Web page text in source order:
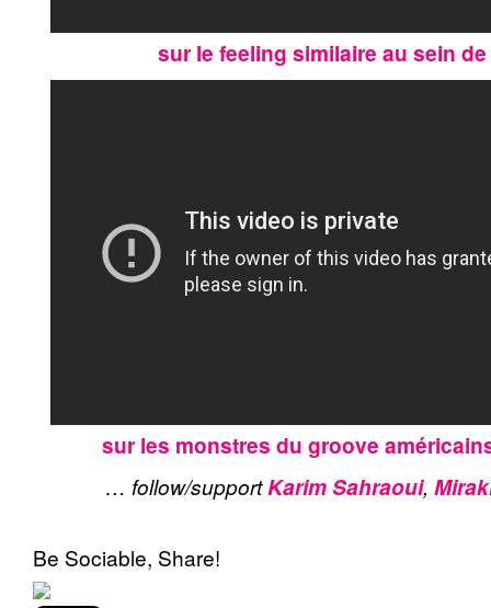
sur le feeling similaire au sein
sur les monstres du groove
… follow/supportKarim Sahraoui,
Be Sociable, Share!